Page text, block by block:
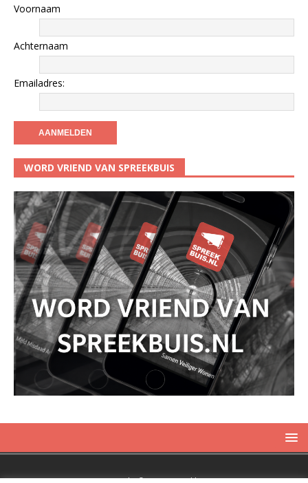
Voornaam
Achternaam
Emailadres:
WORD VRIEND VAN SPREEKBUIS